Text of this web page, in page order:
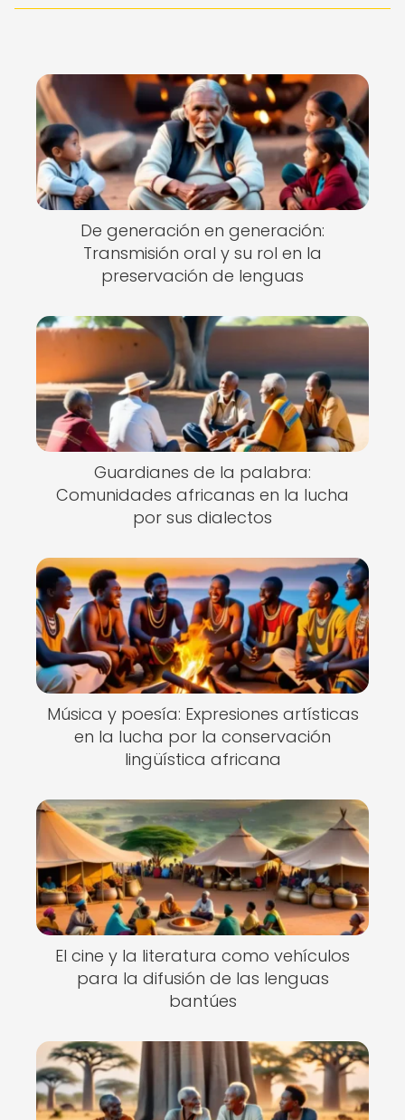
De generación en generación:
Transmisión oral y su rol en la
preservación de lenguas
Guardianes de la palabra:
Comunidades africanas en la lucha
por sus dialectos
Música y poesía: Expresiones artísticas
en la lucha por la conservación
lingüística africana
El cine y la literatura como vehículos
para la difusión de las lenguas
bantúes